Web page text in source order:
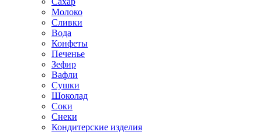
Молоко
Сливки
Вода
Конфеты
Печенье
Зефир
Вафли
Сушки
Шоколад
Соки
Снеки
Кондитерские изделия